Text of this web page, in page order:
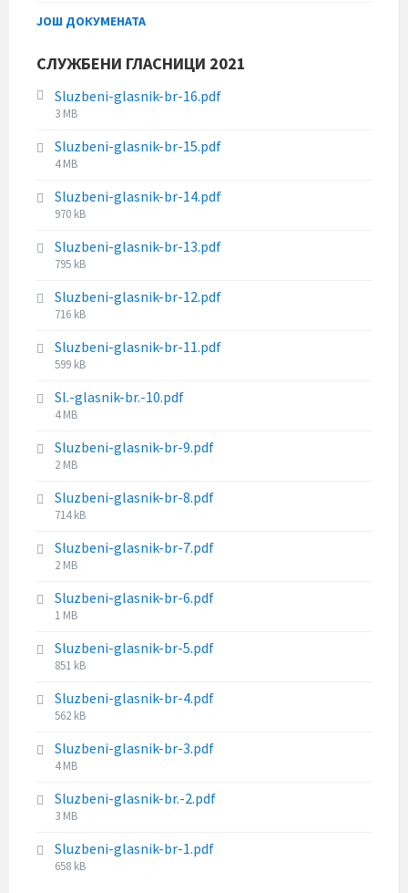
:i
e
l
i
z
e
ЈОШ ДОКУМЕНАТА
СЛУЖБЕНИ ГЛАСНИЦИ 2021
Sluzbeni-glasnik-br-16.pdf
F
l
e
i
z
e
:
3 MB
Sluzbeni-glasnik-br-15.pdf
F
l
e
i
z
e
:
4 MB
Sluzbeni-glasnik-br-14.pdf
F
l
e
i
z
e
:
970 kB
Sluzbeni-glasnik-br-13.pdf
F
l
e
i
z
e
795 kB
Sluzbeni-glasnik-br-12.pdf
F
l
e
i
z
e
:
716 kB
Sluzbeni-glasnik-br-11.pdf
F
l
e
i
z
e
:
599 kB
Sl.-glasnik-br.-10.pdf
F
l
e
i
z
e
:
4 MB
Sluzbeni-glasnik-br-9.pdf
F
l
e
i
z
e
:
2 MB
Sluzbeni-glasnik-br-8.pdf
F
l
e
i
z
e
:
714 kB
Sluzbeni-glasnik-br-7.pdf
F
l
e
i
z
e
:
2 MB
Sluzbeni-glasnik-br-6.pdf
F
l
e
i
z
e
1 MB
Sluzbeni-glasnik-br-5.pdf
F
l
e
i
z
e
:
851 kB
Sluzbeni-glasnik-br-4.pdf
F
l
e
i
z
e
:
562 kB
Sluzbeni-glasnik-br-3.pdf
F
l
e
i
z
4 MB
Sluzbeni-glasnik-br.-2.pdf
F
l
e
3 MB
Sluzbeni-glasnik-br-1.pdf
F
658 kB